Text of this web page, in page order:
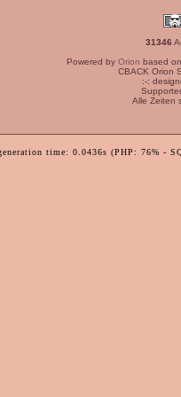
31346
Powered by Orion based on
CBACK Orion
:-:
Alle Zeiten
time: 0.0436s (PHP: 76% -